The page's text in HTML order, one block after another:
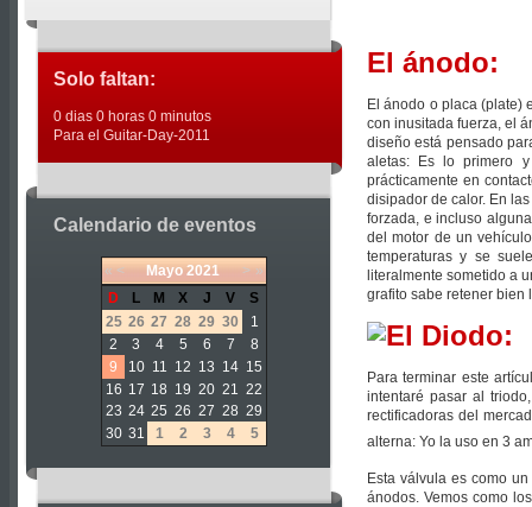
Solo faltan:
0 dias 0 horas 0 minutos
Para el Guitar-Day-2011
Calendario de eventos
« < Mayo 2021 > »
D
L M X J V
S
25 26 27 28 29 30
1
2
3 4 5 6 7
8
9
10 11 12 13 14 15
16 17 18 19 20 21 22
23 24 25 26 27 28 29
30 31 1 2 3 4 5
El ánodo:
El ánodo o placa (plate)
con inusitada fuerza, el
diseño está pensado
aletas: Es lo primero
prácticamente en
disipador de calor. En
forzada, e incluso
del motor de un
temperaturas y se
literalmente sometido a
grafito sabe retener bien
El Diodo:
Para terminar este
intentaré pasar al
rectificadoras del
alterna: Yo la uso en 3
Esta válvula es como
ánodos. Vemos como